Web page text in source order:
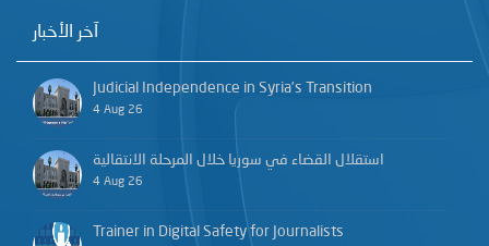
آخر الأخبار
Judicial Independence in Syria’s Transition
4 Aug 26
استقلال القضاء في سوريا خلال المرحلة الانتقالية
4 Aug 26
Trainer in Digital Safety for Journalists